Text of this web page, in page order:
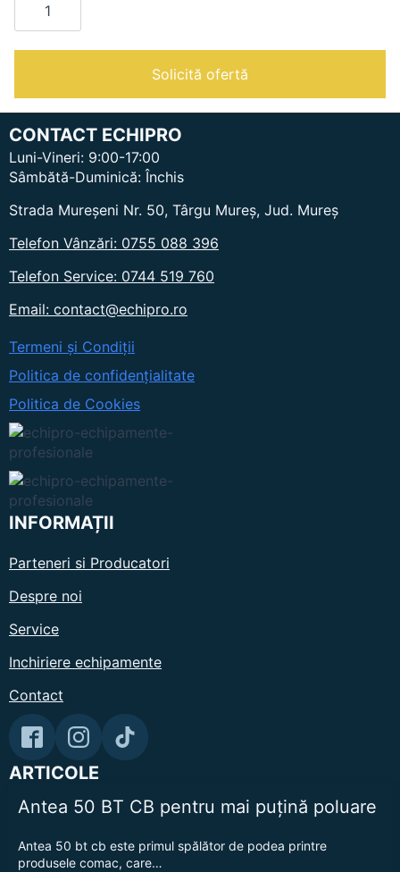
COMAC
INNOVA
CB
de
spălat
și
aspirat
pardoseli
cu
om
bord
Solicită ofertă
CONTACT ECHIPRO
Luni-Vineri: 9:00-17:00
Sâmbătă-Duminică: Închis
Strada Mureșeni Nr. 50, Târgu Mureș, Jud. Mureș
Telefon Vânzări: 0755 088 396
Telefon Service: 0744 519 760
Email: contact@echipro.ro
Termeni și Condiții
Politica de confidențialitate
Politica de Cookies
INFORMAȚII
Parteneri si Producatori
Despre noi
Service
Inchiriere echipamente
Contact
ARTICOLE
Antea 50 BT CB pentru mai puțină poluare
Antea 50 bt cb este primul spălător de podea printre
produsele comac, care…